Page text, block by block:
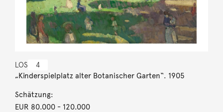
LOS 4
„Kinderspielplatz alter Botanischer Garten“. 1905
Schätzung:
EUR 80.000- 120.000